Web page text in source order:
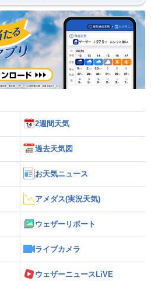
2週間天気
過去天気図
お天気ニュース
アメダス(実況天気)
ウェザーリポート
ライブカメラ
ウェザーニュースLiVE